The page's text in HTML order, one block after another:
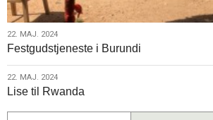
22.
maj.
2024
22. MAJ. 2024
Festgudstjeneste i Burundi
22.
maj.
2024
22. MAJ. 2024
Lise til Rwanda